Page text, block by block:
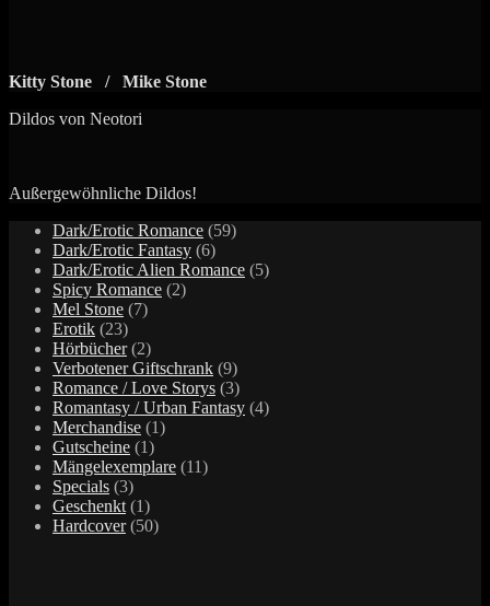
Kitty Stone / Mike Stone
Dildos von Neotori
Außergewöhnliche Dildos!
Dark/Erotic Romance 5959
Dark/Erotic Fantasy 66
Produkte
Dark/Erotic Alien Romance 55
Spicy Romance 22
Mel Stone 77
Erotik 2323
Produkte
Hörbücher 22
Produkte
Verbotener Giftschrank 99
Produkte
Romance / Love Storys 33
Produkte
Romantasy / Urban Fantasy 44
Merchandise 11
Gutscheine 11
Produkt
Mängelexemplare 1111
Specials 33
Produkte
Geschenkt 11
Produkt
Hardcover 5050